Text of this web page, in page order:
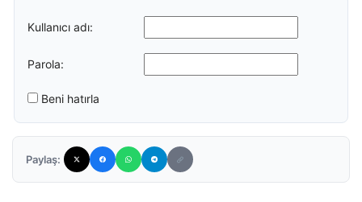
Kullanıcı adı:
Parola:
Beni hatırla
Paylaş: